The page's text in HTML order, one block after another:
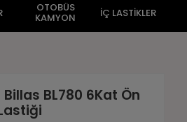
OTOBÜS
KAMYON İÇ LASTİKLER
Billas BL780 6Kat Ön